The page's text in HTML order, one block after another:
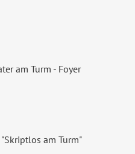
am Turm - Foyer
"Skriptlos am Turm"